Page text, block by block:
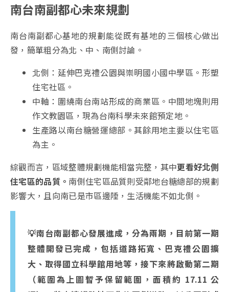
南台南副都心未來規劃
南台南副都心基地的規劃能從既有基地的三個核心做出
發，簡單粗分為北、中、南側討論。
北側：延伸巴克禮公園與崇明國小國中學區。形塑
住宅社區。
中軸：圍繞南台南站形成的商業區。中間地塊則用
作文教園區，現為台南科學未來館預定地。
生產路以南台糖營運總部。其餘用地主要以住宅區
為主。
綜觀而言，區域整體規劃機能相當完整，其中更看好北側
住宅區的品質。 南側住宅區品質則受鄰地台糖總部的規劃
影響大，且向南已是市區邊陲，生活機能不如北側。
💡南台南副都心發展進成，分為兩期，目前第一期
整體開發已完成，包括道路拓寬、巴克禮公園擴
大、取得國立科學館用地等，接下來將啟動第二期
（範圍為上圖暫予保留範圍，面積約 17.11 公